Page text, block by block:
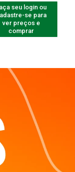
seu login ou
se para
ver preços e
comprar